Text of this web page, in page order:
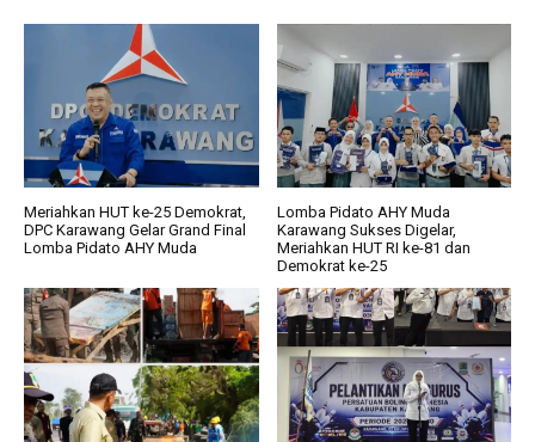
Meriahkan HUT ke-25 Demokrat,
DPC Karawang Gelar Grand Final
Lomba Pidato AHY Muda
Lomba Pidato AHY Muda
Karawang Sukses Digelar,
Meriahkan HUT RI ke-81 dan
Demokrat ke-25